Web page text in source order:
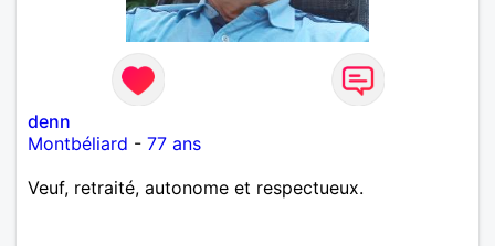
denn
Montbéliard - 77 ans
Veuf, retraité, autonome et respectueux.